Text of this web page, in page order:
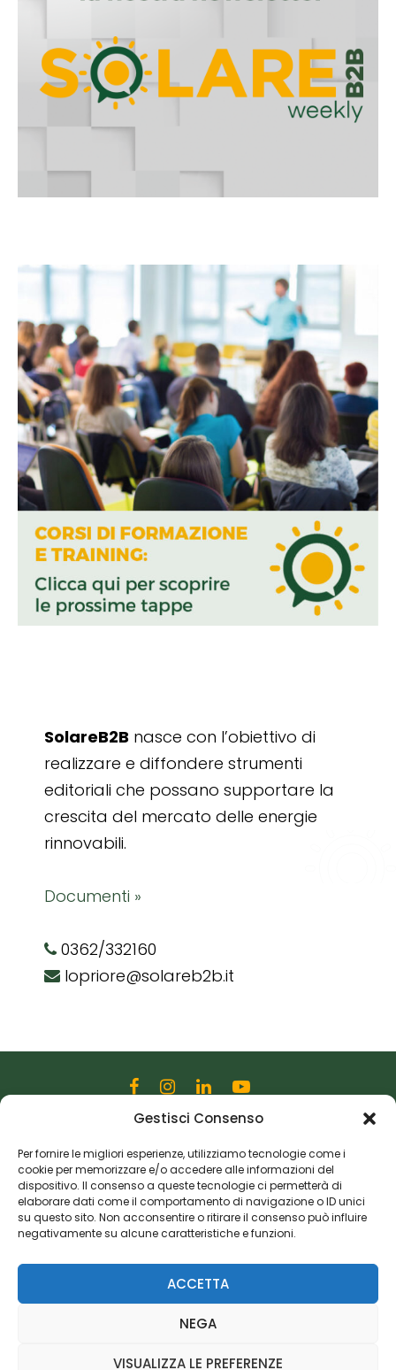
Gestisci Consenso
Per fornire le migliori esperienze, utilizziamo tecnologie come i
cookie per memorizzare e/o accedere alle informazioni del
dispositivo. Il consenso a queste tecnologie ci permetterà di
elaborare dati come il comportamento di navigazione o ID unici
su questo sito. Non acconsentire o ritirare il consenso può influire
negativamente su alcune caratteristiche e funzioni.
ACCETTA
NEGA
VISUALIZZA LE PREFERENZE
SolareB2B nasce con l’obiettivo di
realizzare e diffondere strumenti
editoriali che possano supportare la
crescita del mercato delle energie
rinnovabili.
Documenti »
0362/332160
lopriore@solareb2b.it
Via Martiri della Libertà, 28
20833 Giussano (MB)
P.I. 06982770965
Privacy Policy
Cookie Policy